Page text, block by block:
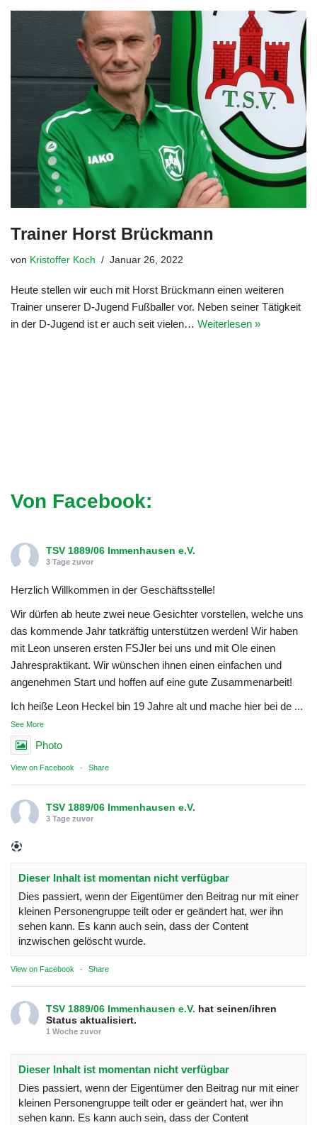
Trainer Horst Brückmann
von Kristoffer Koch Januar 26, 2022
Heute stellen wir euch mit Horst Brückmann einen weiteren
Trainer unserer D-Jugend Fußballer vor. Neben seiner Tätigkeit
in der D-Jugend ist er auch seit vielen… Weiterlesen »
Von Facebook:
TSV 1889/06 Immenhausen e.V.
3 Tage zuvor
Herzlich Willkommen in der Geschäftsstelle!
Wir dürfen ab heute zwei neue Gesichter vorstellen, welche uns
das kommende Jahr tatkräftig unterstützen werden! Wir haben
mit Leon unseren ersten FSJler bei uns und mit Ole einen
Jahrespraktikant. Wir wünschen ihnen einen einfachen und
angenehmen Start und hoffen auf eine gute Zusammenarbeit!
Ich heiße Leon Heckel bin 19 Jahre alt und mache hier bei de ...
See More
Photo
View on Facebook · Share
TSV 1889/06 Immenhausen e.V.
3 Tage zuvor
Dieser Inhalt ist momentan nicht verfügbar
Dies passiert, wenn der Eigentümer den Beitrag nur mit einer
kleinen Personengruppe teilt oder er geändert hat, wer ihn
sehen kann. Es kann auch sein, dass der Content
inzwischen gelöscht wurde.
View on Facebook · Share
TSV 1889/06 Immenhausen e.V. hat seinen/ihren
Status aktualisiert.
1 Woche zuvor
Dieser Inhalt ist momentan nicht verfügbar
Dies passiert, wenn der Eigentümer den Beitrag nur mit einer
kleinen Personengruppe teilt oder er geändert hat, wer ihn
sehen kann. Es kann auch sein, dass der Content